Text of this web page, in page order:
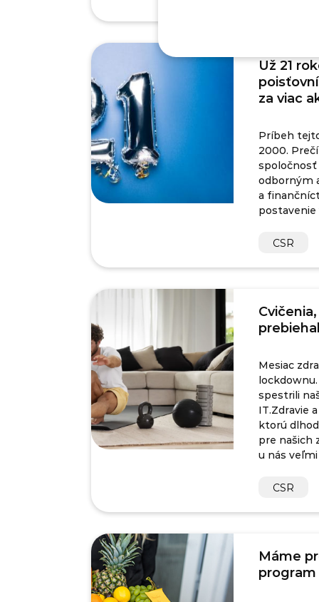
Už 21
za viac
Príbeh
2000.
spoločnosť
odborným
a
postavenie
CSR
Mesiac
spestrili
IT.Zdravie
ktorú
pre našich
u nás
CSR
Máme